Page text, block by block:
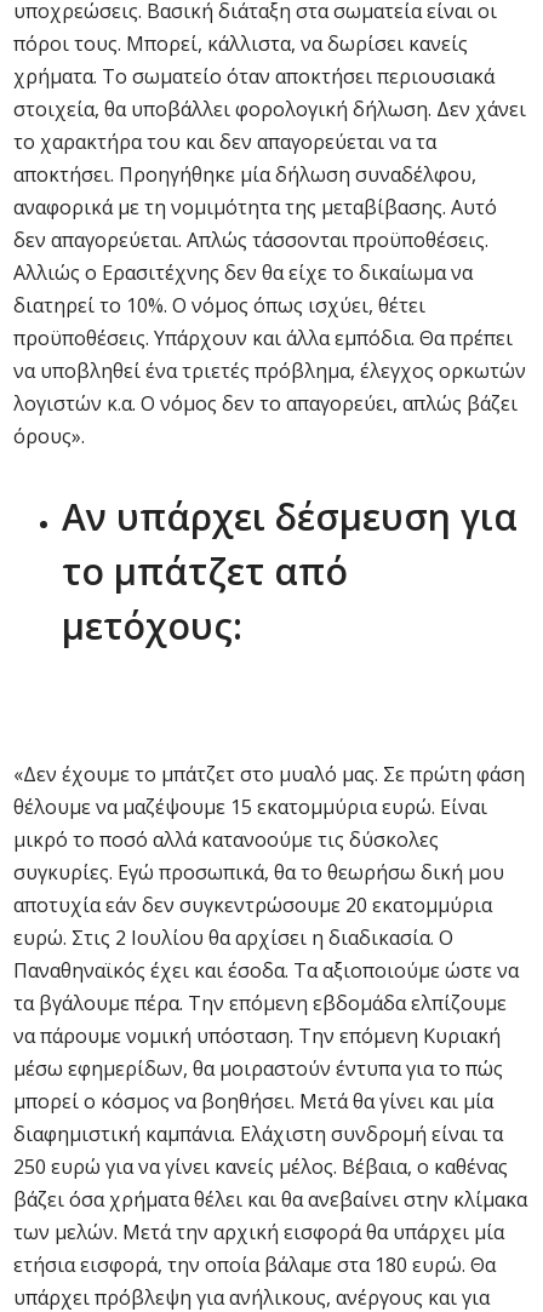
υποχρεώσεις. Βασική διάταξη στα σωματεία είναι οι
πόροι τους. Μπορεί, κάλλιστα, να δωρίσει κανείς
χρήματα. Το σωματείο όταν αποκτήσει περιουσιακά
στοιχεία, θα υποβάλλει φορολογική δήλωση. Δεν χάνει
το χαρακτήρα του και δεν απαγορεύεται να τα
αποκτήσει. Προηγήθηκε μία δήλωση συναδέλφου,
αναφορικά με τη νομιμότητα της μεταβίβασης. Αυτό
δεν απαγορεύεται. Απλώς τάσσονται προϋποθέσεις.
Αλλιώς ο Ερασιτέχνης δεν θα είχε το δικαίωμα να
διατηρεί το 10%. Ο νόμος όπως ισχύει, θέτει
προϋποθέσεις. Υπάρχουν και άλλα εμπόδια. Θα πρέπει
να υποβληθεί ένα τριετές πρόβλημα, έλεγχος ορκωτών
λογιστών κ.α. Ο νόμος δεν το απαγορεύει, απλώς βάζει
όρους».
Αν υπάρχει δέσμευση για
το μπάτζετ από
μετόχους:
«Δεν έχουμε το μπάτζετ στο μυαλό μας. Σε πρώτη φάση
θέλουμε να μαζέψουμε 15 εκατομμύρια ευρώ. Είναι
μικρό το ποσό αλλά κατανοούμε τις δύσκολες
συγκυρίες. Εγώ προσωπικά, θα το θεωρήσω δική μου
αποτυχία εάν δεν συγκεντρώσουμε 20 εκατομμύρια
ευρώ. Στις 2 Ιουλίου θα αρχίσει η διαδικασία. Ο
Παναθηναϊκός έχει και έσοδα. Τα αξιοποιούμε ώστε να
τα βγάλουμε πέρα. Την επόμενη εβδομάδα ελπίζουμε
να πάρουμε νομική υπόσταση. Την επόμενη Κυριακή
μέσω εφημερίδων, θα μοιραστούν έντυπα για το πώς
μπορεί ο κόσμος να βοηθήσει. Μετά θα γίνει και μία
διαφημιστική καμπάνια. Ελάχιστη συνδρομή είναι τα
250 ευρώ για να γίνει κανείς μέλος. Βέβαια, ο καθένας
βάζει όσα χρήματα θέλει και θα ανεβαίνει στην κλίμακα
των μελών. Μετά την αρχική εισφορά θα υπάρχει μία
ετήσια εισφορά, την οποία βάλαμε στα 180 ευρώ. Θα
υπάρχει πρόβλεψη για ανήλικους, ανέργους και για